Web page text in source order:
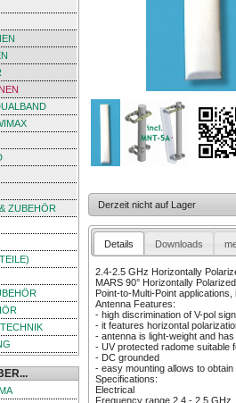
ZUBEHÖR
Derzeit nicht auf Lager
Details Downloads
2.4-2.5 GHz Horizontally
MARS 90° Horizontally
Point-to-Multi-Point
Antenna Features:
- high discrimination of V-pol
- it features horizontal
- antenna is light-weight and
- UV protected radome suitable
- DC grounded
- easy mounting allows to
Specifications:
Electrical
Frequency range 2.4 - 2.5 GHz